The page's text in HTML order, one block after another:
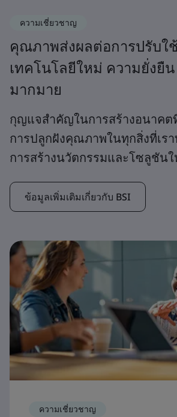
ความเชี่ยวชาญ
คุณภาพส่งผลต่อการปรับใช้
เทคโนโลยีใหม่ ความยั่งยื
มากมาย
กุญแจสำคัญในการสร้างอนาคต
การปลูกฝังคุณภาพในทุกสิ่งที่เรา
การสร้างนวัตกรรมและโซลูชัน
ข้อมูลเพิ่มเติมเกี่ยวกับ BSI
ความเชี่ยวชาญ